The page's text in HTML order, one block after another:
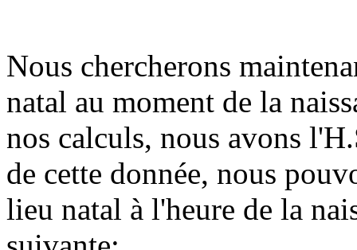
Nous chercherons
natal au moment de la
nos calculs, nous avons
de cette donnée, nous
lieu natal à l'heure de la